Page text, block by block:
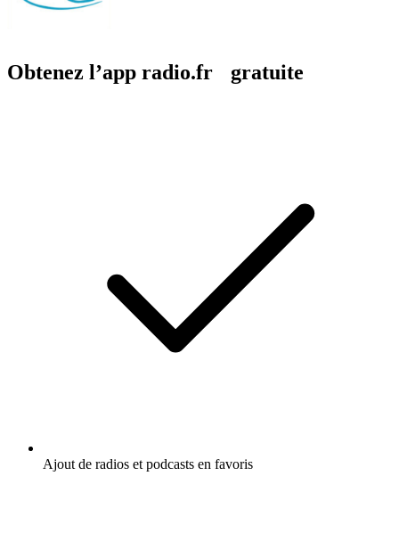
Obtenez l’app radio.fr gratuite
Ajout de radios et podcasts en favoris